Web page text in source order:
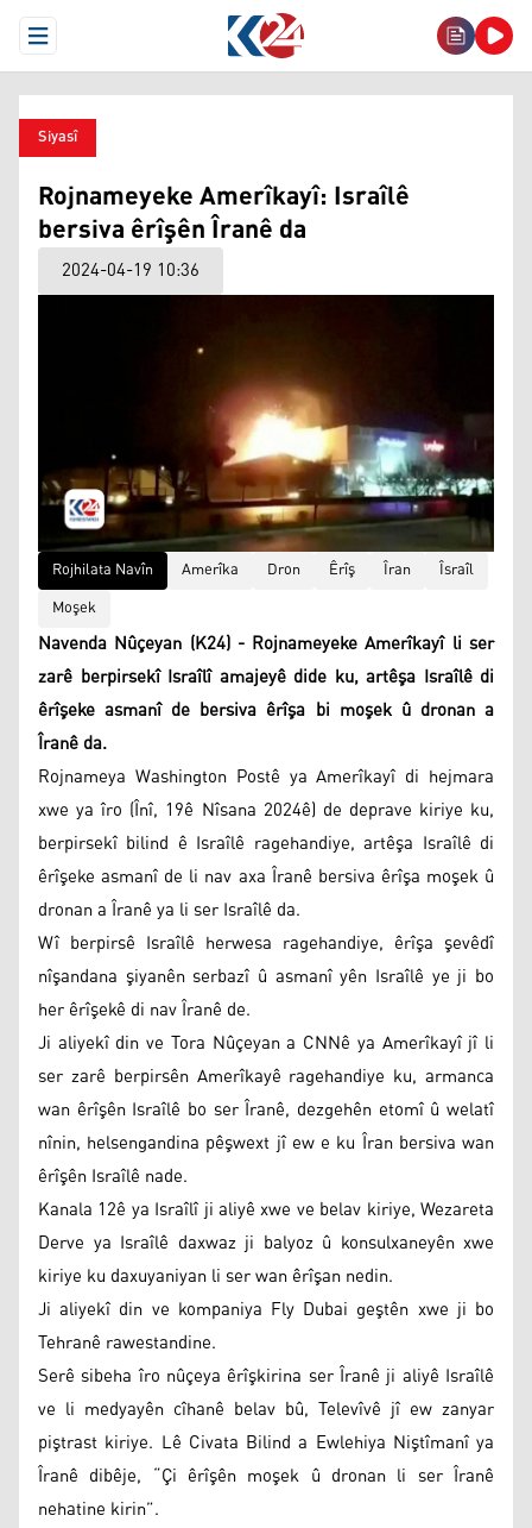
Open Menu
Siyasî
Rojnameyeke Amerîkayî: Israîlê
bersiva êrîşên Îranê da
2024-04-19 10:36
Rojhilata Navîn Amerîka Dron Êrîş Îran
Îsraîl
Moşek
Navenda Nûçeyan (K24) - Rojnameyeke Amerîkayî li ser
zarê berpirsekî Israîlî amajeyê dide ku, artêşa Israîlê di
êrîşeke asmanî de bersiva êrîşa bi moşek û dronan a
Îranê da.
Rojnameya Washington Postê ya Amerîkayî di hejmara
xwe ya îro (Înî, 19ê Nîsana 2024ê) de deprave kiriye ku,
berpirsekî bilind ê Israîlê ragehandiye, artêşa Israîlê di
êrîşeke asmanî de li nav axa Îranê bersiva êrîşa moşek û
dronan a Îranê ya li ser Israîlê da.
Wî berpirsê Israîlê herwesa ragehandiye, êrîşa şevêdî
nîşandana şiyanên serbazî û asmanî yên Israîlê ye ji bo
her êrîşekê di nav Îranê de.
Ji aliyekî din ve Tora Nûçeyan a CNNê ya Amerîkayî jî li
ser zarê berpirsên Amerîkayê ragehandiye ku, armanca
wan êrîşên Israîlê bo ser Îranê, dezgehên etomî û welatî
nînin, helsengandina pêşwext jî ew e ku Îran bersiva wan
êrîşên Israîlê nade.
Kanala 12ê ya Israîlî ji aliyê xwe ve belav kiriye, Wezareta
Derve ya Israîlê daxwaz ji balyoz û konsulxaneyên xwe
kiriye ku daxuyaniyan li ser wan êrîşan nedin.
Ji aliyekî din ve kompaniya Fly Dubai geştên xwe ji bo
Tehranê rawestandine.
Serê sibeha îro nûçeya êrîşkirina ser Îranê ji aliyê Israîlê
ve li medyayên cîhanê belav bû, Televîvê jî ew zanyar
piştrast kiriye. Lê Civata Bilind a Ewlehiya Niştîmanî ya
Îranê dibêje, “Çi êrîşên moşek û dronan li ser Îranê
nehatine kirin”.